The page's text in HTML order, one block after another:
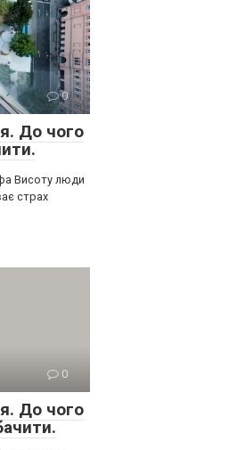
0
До чого
Висоту люди
страх
0
До чого